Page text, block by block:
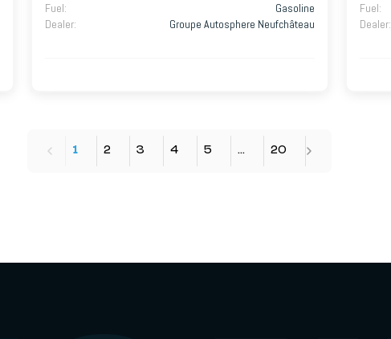
Fuel:
Gasoline
Dealer: Groupe Autosphere Neufchâteau
Fuel:
Dealer:
1 2 3 4 5 … 20